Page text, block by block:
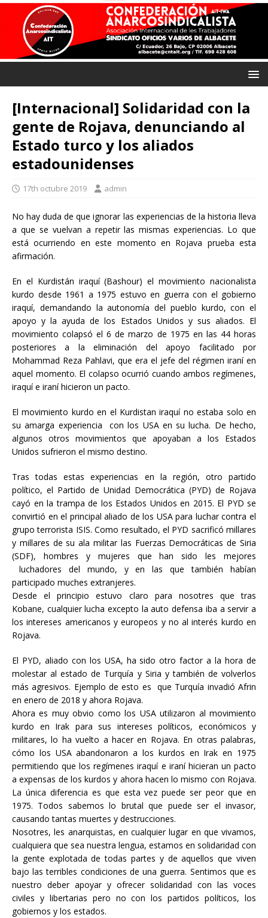
[Internacional] Solidaridad con la
gente de Rojava, denunciando al
Estado turco y los aliados
estadounidenses
17th octubre 2019 admin
No hay duda de que ignorar las experiencias de la historia lleva
a que se vuelvan a repetir las mismas experiencias. Lo que
está ocurriendo en este momento en Rojava prueba esta
afirmación.
En el Kurdistán iraquí (Bashour) el movimiento nacionalista
kurdo desde 1961 a 1975 estuvo en guerra con el gobierno
iraquí, demandando la autonomía del pueblo kurdo, con el
apoyo y la ayuda de los Estados Unidos y sus aliados. El
movimiento colapsó el 6 de marzo de 1975 en las 44 horas
posteriores a la eliminación del apoyo facilitado por
Mohammad Reza Pahlavi, que era el jefe del régimen iraní en
aquel momento. El colapso ocurrió cuando ambos regímenes,
iraquí e iraní hicieron un pacto.
El movimiento kurdo en el Kurdistan iraquí no estaba solo en
su amarga experiencia con los USA en su lucha. De hecho,
algunos otros movimientos que apoyaban a los Estados
Unidos sufrieron el mismo destino.
Tras todas estas experiencias en la región, otro partido
político, el Partido de Unidad Democrática (PYD) de Rojava
cayó en la trampa de los Estados Unidos en 2015. El PYD se
convirtió en el principal aliado de los USA para luchar contra el
grupo terrorista ISIS. Como resultado, el PYD sacrificó millares
y millares de su ala militar las Fuerzas Democráticas de Siria
(SDF), hombres y mujeres que han sido les mejores
luchadores del mundo, y en las que también habían
participado muches extranjeres.
Desde el principio estuvo claro para nosotres que tras
Kobane, cualquier lucha excepto la auto defensa iba a servir a
los intereses americanos y europeos y no al interés kurdo en
Rojava.
El PYD, aliado con los USA, ha sido otro factor a la hora de
molestar al estado de Turquía y Siria y también de volverlos
más agresivos. Ejemplo de esto es que Turquía invadió Afrin
en enero de 2018 y ahora Rojava.
Ahora es muy obvio como los USA utilizaron al movimiento
kurdo en Irak para sus intereses políticos, económicos y
militares, lo ha vuelto a hacer en Rojava. En otras palabras,
cómo los USA abandonaron a los kurdos en Irak en 1975
permitiendo que los regímenes iraquí e iraní hicieran un pacto
a expensas de los kurdos y ahora hacen lo mismo con Rojava.
La única diferencia es que esta vez puede ser peor que en
1975. Todos sabemos lo brutal que puede ser el invasor,
causando tantas muertes y destrucciones.
Nosotres, les anarquistas, en cualquier lugar en que vivamos,
cualquiera que sea nuestra lengua, estamos en solidaridad con
la gente explotada de todas partes y de aquellos que viven
bajo las terribles condiciones de una guerra. Sentimos que es
nuestro deber apoyar y ofrecer solidaridad con las voces
civiles y libertarias pero no con los partidos políticos, los
gobiernos y los estados.